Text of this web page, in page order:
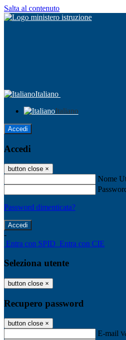
Salta al contenuto
Italiano
Italiano
Accedi
Accedi
button close ×
Nome
Password dimenticata?
-
Entra con SPID Entra con CIE
Seleziona utente
button close ×
Recupero password
button close ×
E-mail